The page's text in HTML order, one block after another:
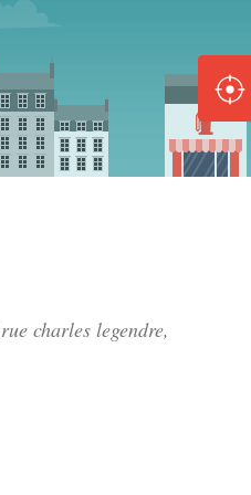
rue charles legendre,
Épuisé
Épuisé